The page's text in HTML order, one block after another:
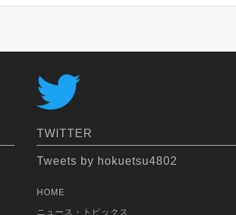
TWITTER
Tweets by hokuetsu4802
HOME
ニュース・トピックス